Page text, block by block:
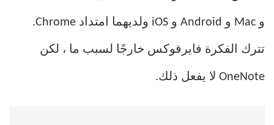
و Mac و Android و iOS ولديهما امتداد Chrome.
تترك الفكرة فايرفوكس خارجًا لسبب ما ، لكن
OneNote لا يفعل ذلك.